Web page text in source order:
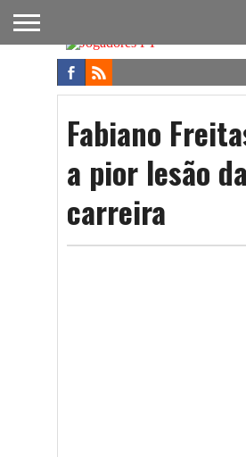
FUTEBOL
NACIONAL
FUTEBOL
INTERNACIONAL
NOTÍCIAS
ONDE
ASSISTIR
FUTEBOL
NA TV
APOSTAS
Fabiano
a pior lesão da
carreira